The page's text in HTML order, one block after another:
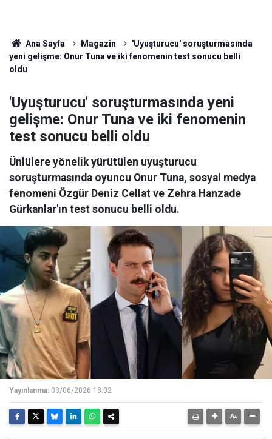
Ana Sayfa Magazin
'Uyuşturucu' soruşturmasında
yeni gelişme: Onur Tuna ve iki fenomenin test sonucu belli
oldu
'Uyuşturucu' soruşturmasında yeni
gelişme: Onur Tuna ve iki fenomenin
test sonucu belli oldu
Ünlülere yönelik yürütülen uyuşturucu
soruşturmasında oyuncu Onur Tuna, sosyal medya
fenomeni Özgür Deniz Cellat ve Zehra Hanzade
Gürkanlar'ın test sonucu belli oldu.
Yayınlanma: 03/06/2026 18:32